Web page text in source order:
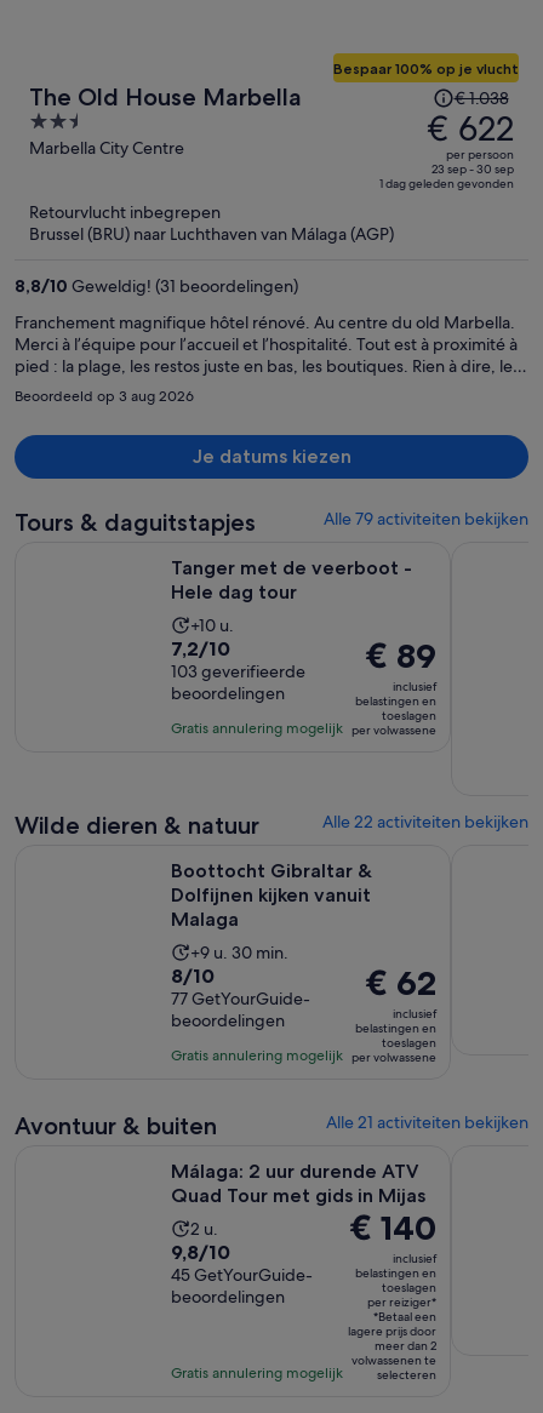
The Old House Marbella
2.5
out
5
Marbella City Centre
Bespaar 100% op je vlucht
De
prijs
was
€ 1.038,
de
per
persoon
€ 1.038
€ 622
per persoon
23 sep - 30 sep
1 dag geleden gevonden
Retourvlucht inbegrepen
Brussel (BRU) naar Luchthaven van Málaga (AGP)
8,8/10 Geweldig! (31 beoordelingen)
Franchement magnifique hôtel rénové. Au centre du old Marbella.
Merci à l’équipe pour l’accueil et l’hospitalité. Tout est à proximité à
pied : la plage, les restos juste en bas, les boutiques. Rien à dire, les
fenêtres couvrent bien le bruit de l’extérieur, chambre bien
climatisé. Je reviendrais ça c’est sûr :)
Beoordeeld op 3 aug 2026
Je datums kiezen
Tours & daguitstapjes Alle 79 activiteiten bekijken
Tanger met de veerboot -
Hele dag tour
De
activiteit
duurt
10
uur
+10 u.
7.2
van
10
met
7,2/10
103 geverifieerde
beoordelingen
Gratis annulering mogelijk
De
prijs
is
€ 89
€ 89
inclusief
belastingen en
toeslagen
per volwassene
Wilde dieren & natuur Alle 22 activiteiten bekijken
Boottocht Gibraltar &
Dolfijnen kijken vanuit
Malaga
De
activiteit
duurt
9
uur
minuten
+9 u. 30 min.
8.0
van
10
met
8/10
77 GetYourGuide-
beoordelingen
Gratis annulering mogelijk
De
prijs
is
€ 62
€ 62
inclusief
belastingen en
toeslagen
per volwassene
Avontuur & buiten Alle 21 activiteiten bekijken
Málaga: 2 uur durende ATV
Quad Tour met gids in Mijas
De
activiteit
duurt
2
2 u.
9.8
van
10
beoordelingen
9,8/10
45 GetYourGuide-
beoordelingen
Gratis annulering mogelijk
De
prijs
is
€ 140
per
reiziger*
€ 140
inclusief
belastingen en
toeslagen
per reiziger*
*Betaal een
lagere prijs door
meer dan 2
volwassenen te
selecteren